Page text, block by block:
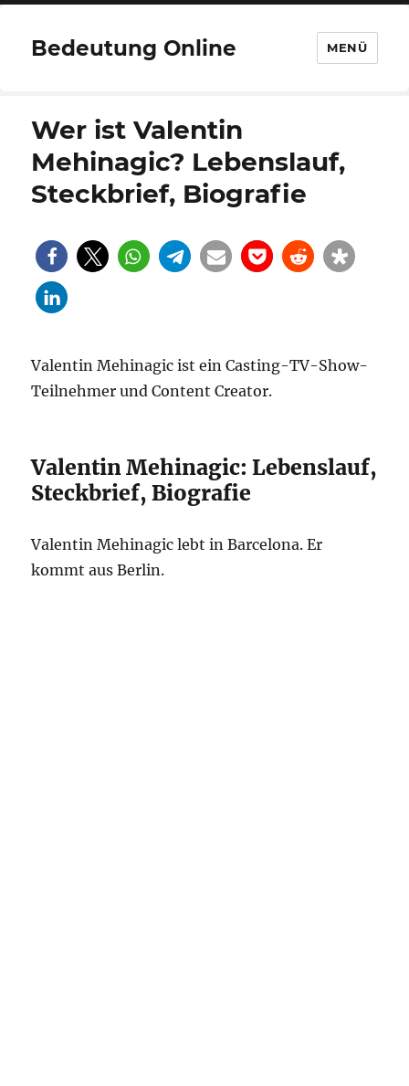
Bedeutung Online MENÜ
Wer ist Valentin
Mehinagic? Lebenslauf,
Steckbrief, Biografie
Valentin Mehinagic ist ein Casting-TV-Show-
Teilnehmer und Content Creator.
Valentin Mehinagic: Lebenslauf,
Steckbrief, Biografie
Valentin Mehinagic lebt in Barcelona. Er
kommt aus Berlin.